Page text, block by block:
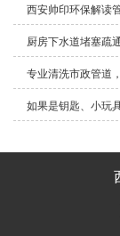
西安帅印环保解读
厨房下水道堵塞疏
专业清洗市政管道
如果是钥匙、小玩